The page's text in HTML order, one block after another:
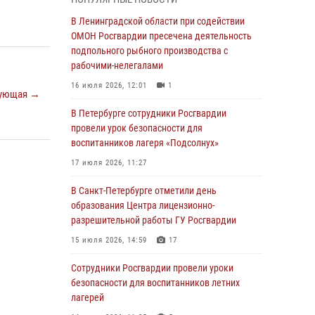
→
В Красносельском районе наряд Росгвардии
задержал правонарушителя, угрожавшего 17-
летнему подростку травматическим оружием
06 августа 2026, 13:39
оперативно задержали хулигана,
стрелявшего из пускового устройства рядом
с жилыми домами
06 августа 2026, 11:36
Сотрудники и военнослужащие Росгвардии
обеспечили правопорядок при проведении
матча "Зенит" - "Балтика"
06 августа 2026, 07:30 10
В Выборгском районе наряд Росгвардии
обнаружил разыскиваемый преступный
автотранспорт
В Ленинградской области при содействии
ОМОН Росгвардии пресечена деятельность
подпольного рыбного производства с
рабочими-нелегалами
16 июля 2026, 12:01 1
В Петербурге сотрудники Росгвардии
провели урок безопасности для
воспитанников лагеря «Подсолнух»
17 июля 2026, 11:27
В Санкт-Петербурге отметили день
образования Центра лицензионно-
разрешительной работы ГУ Росгвардии
15 июля 2026, 14:59 17
Сотрудники Росгвардии провели уроки
безопасности для воспитанников летних
лагерей